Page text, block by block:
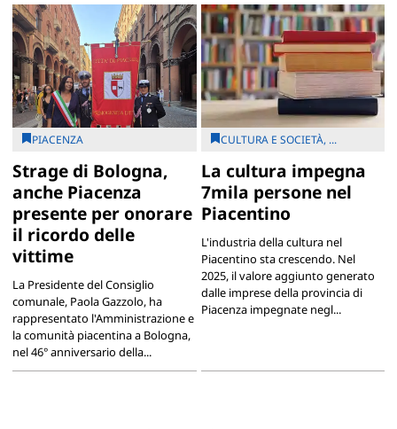
PIACENZA
Strage di Bologna,
anche Piacenza
presente per onorare
il ricordo delle
vittime
La Presidente del Consiglio
comunale, Paola Gazzolo, ha
rappresentato l'Amministrazione e
la comunità piacentina a Bologna,
nel 46° anniversario della...
CULTURA E SOCIETÀ, ...
La cultura impegna
7mila persone nel
Piacentino
L'industria della cultura nel
Piacentino sta crescendo. Nel
2025, il valore aggiunto generato
dalle imprese della provincia di
Piacenza impegnate negl...